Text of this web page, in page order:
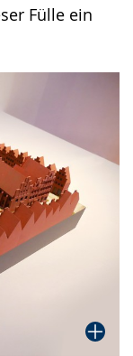
Fülle ein